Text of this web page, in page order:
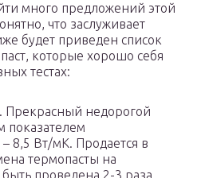
много предложений этой
что заслуживает
будет приведен список
которые хорошо себя
тестах:
Прекрасный недорогой
показателем
8,5 Вт/мК. Продается в
термопасты на
проведена 2-3 раза.